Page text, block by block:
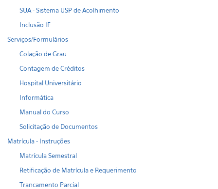
SUA - Sistema USP de Acolhimento
Inclusão IF
Serviços/Formulários
Colação de Grau
Contagem de Créditos
Hospital Universitário
Informática
Manual do Curso
Solicitação de Documentos
Matrícula - Instruções
Matrícula Semestral
Retificação de Matrícula e Requerimento
Trancamento Parcial